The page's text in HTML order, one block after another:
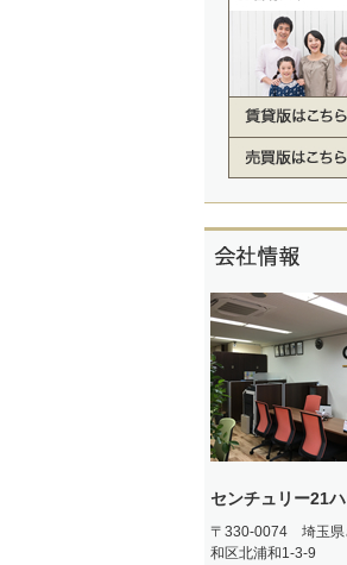
センチュリー21
〒330-0074 埼玉県
和区北浦和1-3-9